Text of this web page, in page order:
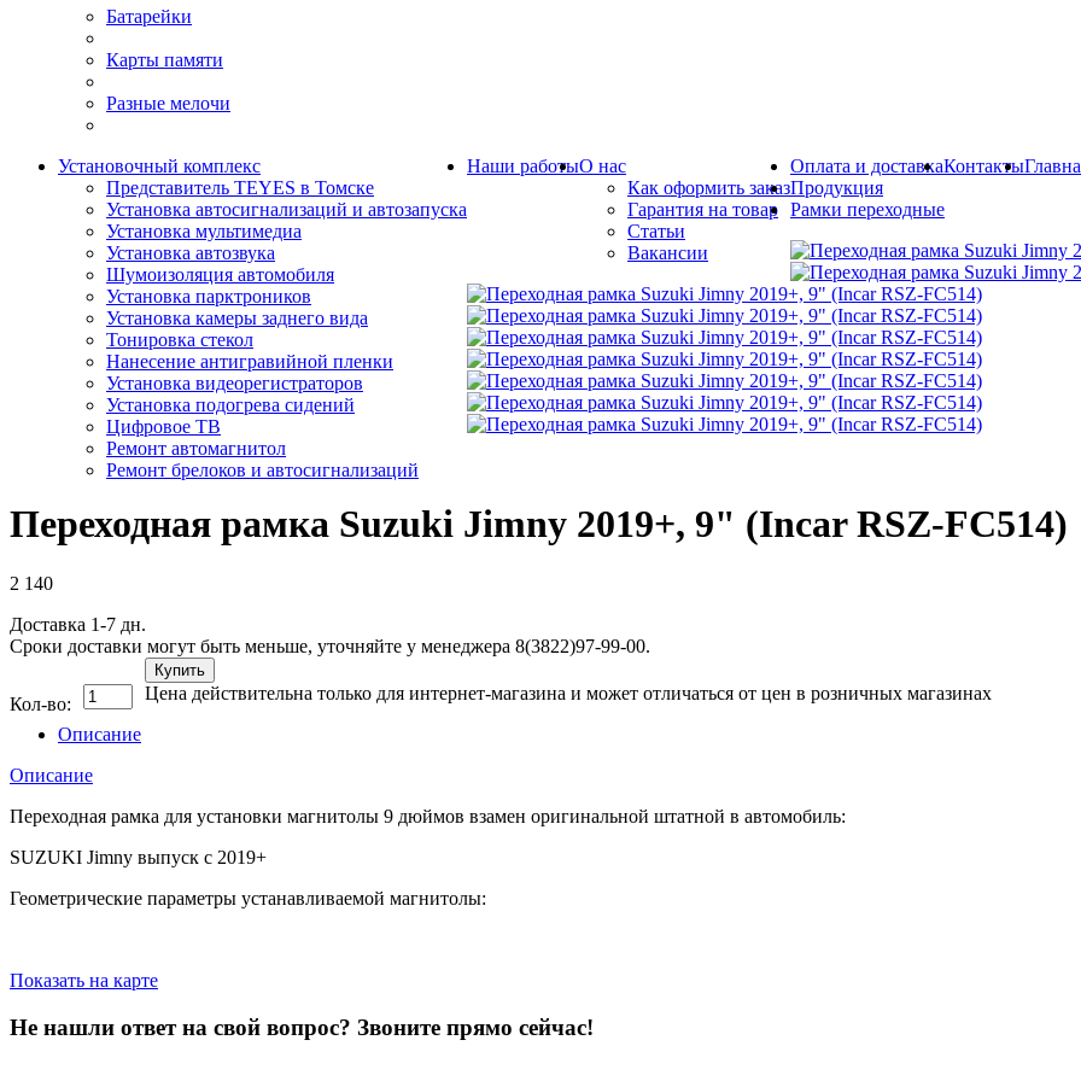
Батарейки
Карты памяти
Разные мелочи
Установочный комплекс
Представитель TEYES в Томске
Установка автосигнализаций и автозапуска
Установка мультимедиа
Установка автозвука
Шумоизоляция автомобиля
Установка парктроников
Установка камеры заднего вида
Тонировка стекол
Нанесение антигравийной пленки
Установка видеорегистраторов
Установка подогрева сидений
Цифровое ТВ
Ремонт автомагнитол
Ремонт брелоков и автосигнализаций
Наши работыО нас
Как оформить заказ
Гарантия на товар
Статьи
Вакансии
Оплата и доставкаКонтакты
Продукция
Рамки переходные
Переходная рамка Suzuki Jimny 2019+, 9" (Incar RSZ-FC514)
2 140
Доставка 1-7 дн.
Сроки доставки могут быть меньше, уточняйте у менеджера 8(3822)97-99-00.
Кол-во:
Купить
Цена действительна только для интернет-магазина и может отличаться от цен в розничных магазинах
Описание
Описание
Переходная рамка для установки магнитолы 9 дюймов взамен оригинальной штатной в автомобиль:
SUZUKI Jimny выпуск с 2019+
Геометрические параметры устанавливаемой магнитолы:
Показать на карте
Не нашли ответ на свой вопрос? Звоните прямо сейчас!